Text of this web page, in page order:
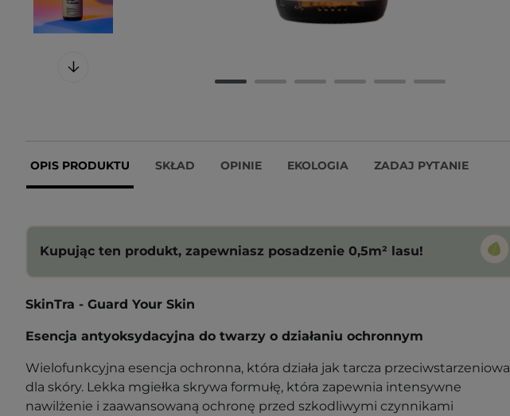
OPIS PRODUKTU SKŁAD OPINIE EKOLOGIA ZADAJ PYTANIE
Kupując ten produkt, zapewniasz posadzenie 0,5m² lasu!
SkinTra - Guard Your Skin
Esencja antyoksydacyjna do twarzy o działaniu ochronnym
Wielofunkcyjna esencja ochronna, która działa jak tarcza przeciwstarzeniowa
dla skóry. Lekka mgiełka skrywa formułę, która zapewnia intensywne
nawilżenie i zaawansowaną ochronę przed szkodliwymi czynnikami